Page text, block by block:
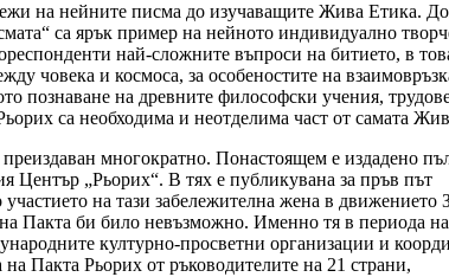
на нейните писма до изучаващите Жива Етика.
са ярък пример на нейното индивидуално
най-сложните въпроси на битието, в
човека и космоса, за особеностите на
познаване на древните философски учения,
са необходима и неотделима част от самата
многократно. Понастоящем е издадено
Център „Рьорих“. В тях е публикувана за пръв път
на тази забележителна жена в движението
Пакта би било невъзможно. Именно тя в периода на
културно-просветни организации и
Пакта Рьорих от ръководителите на 21 страни,